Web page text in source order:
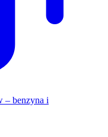
– benzyna i